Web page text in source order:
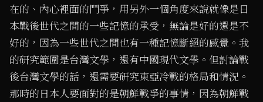
在的、內心裡面的鬥爭，用另外一個角度來說就像是日
本戰後世代之間的一些記憶的承受，無論是好的還是不
好的，因為一些世代之間也有一種記憶斷絕的感覺。我
的研究範圍是台灣文學，還有中國現代文學。但討論戰
後台灣文學的話，還需要研究東亞冷戰的格局和情況。
那時的日本人要面對的是朝鮮戰爭的事情，因為朝鮮戰